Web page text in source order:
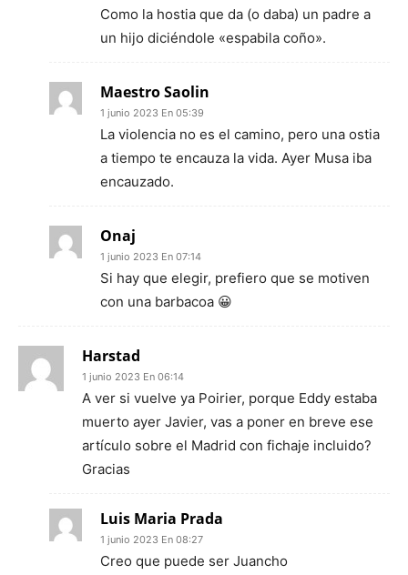
Como la hostia que da (o daba) un padre a
un hijo diciéndole «espabila coño».
Maestro Saolin
1 junio 2023 En 05:39
La violencia no es el camino, pero una ostia
a tiempo te encauza la vida. Ayer Musa iba
encauzado.
Onaj
1 junio 2023 En 07:14
Si hay que elegir, prefiero que se motiven
con una barbacoa 😀
Harstad
1 junio 2023 En 06:14
A ver si vuelve ya Poirier, porque Eddy estaba
muerto ayer Javier, vas a poner en breve ese
artículo sobre el Madrid con fichaje incluido?
Gracias
Luis Maria Prada
1 junio 2023 En 08:27
Creo que puede ser Juancho